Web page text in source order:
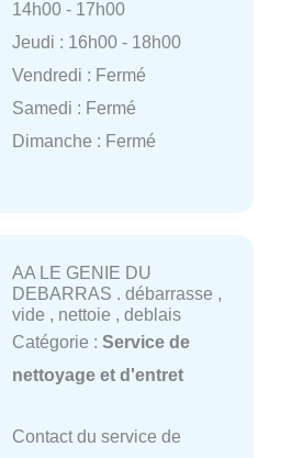
14h00 - 17h00
Jeudi : 16h00 - 18h00
Vendredi : Fermé
Samedi : Fermé
Dimanche : Fermé
AA LE GENIE DU
DEBARRAS . débarrasse ,
vide , nettoie , deblais
Catégorie : Service de
nettoyage et d'entret
Contact du service de